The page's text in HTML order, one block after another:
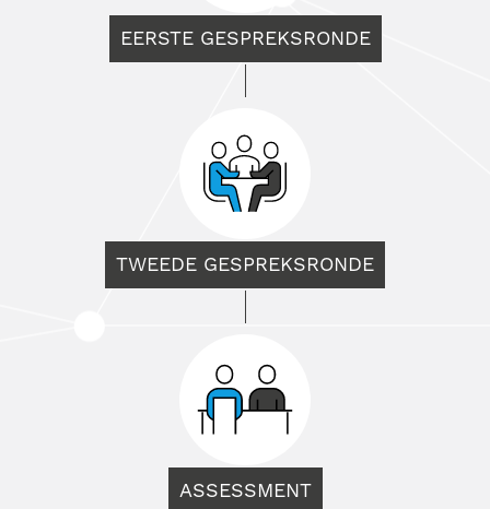
EERSTE GESPREKSRONDE
TWEEDE GESPREKSRONDE
ASSESSMENT